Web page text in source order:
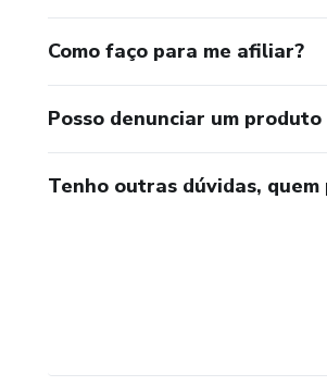
Como faço para me afiliar?
Posso denunciar um
Tenho outras dúvidas,